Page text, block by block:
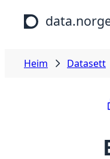
Hopp til hovudinnhald
Heim Datasett